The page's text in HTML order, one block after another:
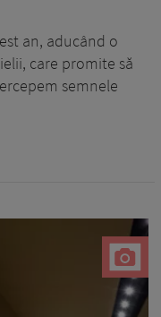
an, aducând o
care promite să
semnele